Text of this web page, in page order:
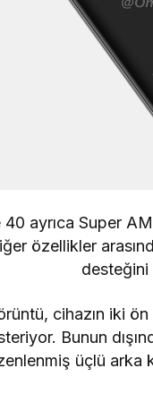
ayrıca Super
özellikler
desteğini
cihazın iki
Bunun
üçlü arka